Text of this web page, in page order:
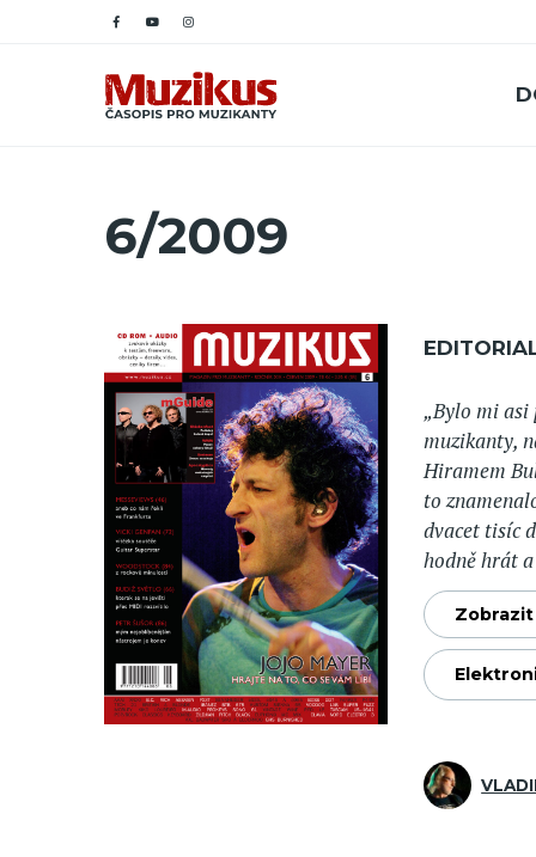
6/2009
„Bylo mi asi
muzikanty,
Hiramem
to
dvacet tisíc
hodně hrát a